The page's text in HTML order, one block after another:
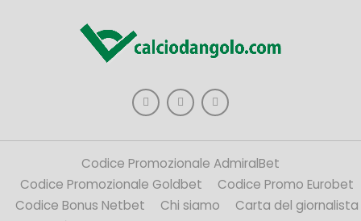
Codice Promozionale AdmiralBet
Codice Promozionale Goldbet
Codice Promo Eurobet
Codice Bonus Netbet
Chi siamo
Carta del giornalista